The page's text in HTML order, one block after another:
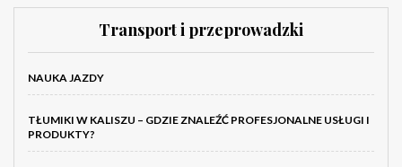
Transport i przeprowadzki
NAUKA JAZDY
TŁUMIKI W KALISZU – GDZIE ZNALEŹĆ PROFESJONALNE USŁUGI I
PRODUKTY?